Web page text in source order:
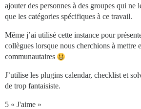
ajouter des personnes à des groupes qui ne
que les catégories spécifiques à ce travail.
Même j’ai utilisé cette instance pour
collègues lorsque nous cherchions à mettre
communautaires
J’utilise les plugins calendar, checklist et
de trop fantaisiste.
5 « J'aime »